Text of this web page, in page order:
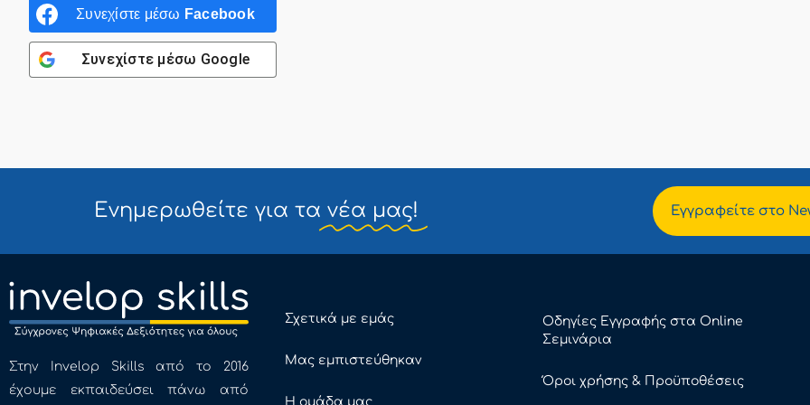
Συνεχίστε μέσω Facebook
Συνεχίστε μέσω Google
Ενημερωθείτε για τα νέα μας! Εγγραφείτε στο
Στην Invelop Skills από το 2016
έχουμε εκπαιδεύσει πάνω από
Σχετικά με εμάς
Μας εμπιστεύθηκαν
Η ομάδα μας
Οδηγίες Εγγραφής στα Online
Σεμινάρια
Όροι χρήσης & Προϋποθέσεις